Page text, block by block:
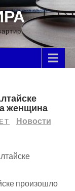
женщина
Новости